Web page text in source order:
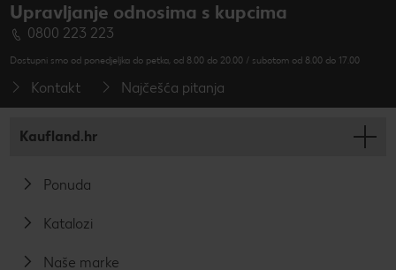
Upravljanje odnosima s kupcima
0800 223 223
Dostupni smo od ponedjeljka do petka, od 8.00 do 20.00 / subotom od 8.00 do 17.00
Kontakt Najčešća pitanja
Kaufland.hr
Ponuda
Katalozi
Naše marke